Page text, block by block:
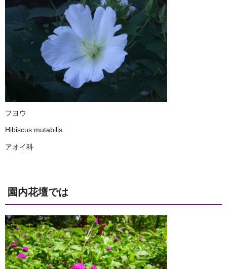
フヨウ
Hibiscus mutabilis
アオイ科
園内花壇では